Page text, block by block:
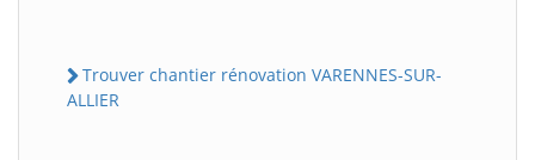
Trouver chantier rénovation VARENNES-SUR-
ALLIER